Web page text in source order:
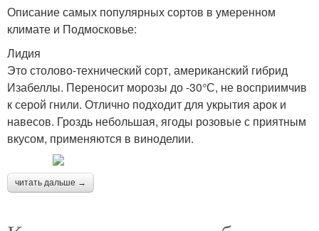
Описание самых популярных сортов в умеренном
климате и Подмосковье:
Лидия
Это столово-технический сорт, американский гибрид
Изабеллы. Переносит морозы до -30°С, не восприимчив
к серой гнили. Отлично подходит для укрытия арок и
навесов. Гроздь небольшая, ягоды розовые с приятным
вкусом, применяются в виноделии.
читать дальше →